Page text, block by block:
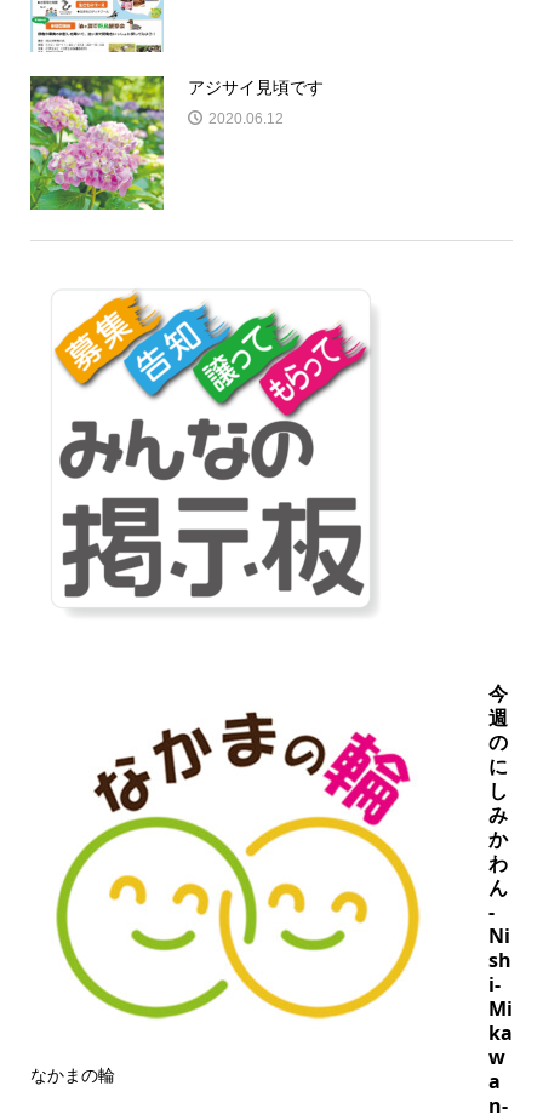
アジサイ見頃です
2020.06.12
なかまの輪
今
週
の
に
し
み
か
わ
ん
-
Ni
sh
i-
Mi
ka
w
a
n-